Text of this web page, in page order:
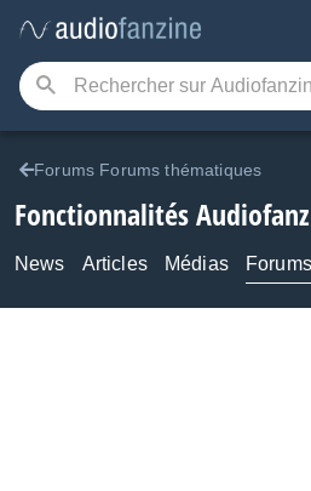
Forums Forums thématiques
Fonctionnalités
News Articles Médias Forums